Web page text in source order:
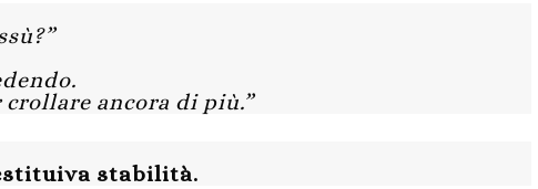
ancora di più.”
stabilità.